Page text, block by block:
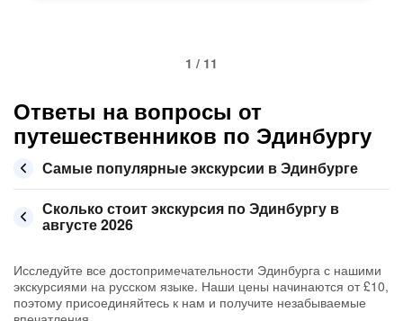
1 / 11
Ответы на вопросы от
путешественников по Эдинбургу
Самые популярные экскурсии в Эдинбурге
Сколько стоит экскурсия по Эдинбургу в
августе 2026
Исследуйте все достопримечательности Эдинбурга с нашими
экскурсиями на русском языке. Наши цены начинаются от £10,
поэтому присоединяйтесь к нам и получите незабываемые